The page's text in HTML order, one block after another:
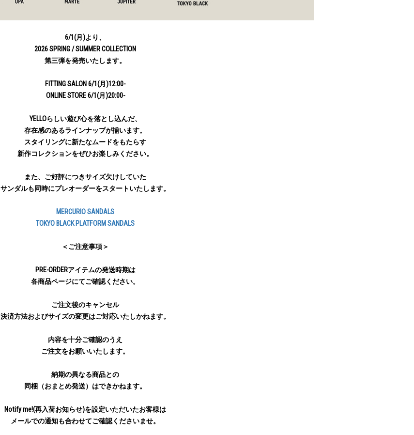
6/1(月)より、
2026 SPRING / SUMMER COLLECTION
第三弾を発売いたします。
FITTING SALON 6/1(月)12:00-
ONLINE STORE 6/1(月)20:00-
YELLOらしい遊び心を落とし込んだ、
存在感のあるラインナップが揃います。
スタイリングに新たなムードをもたらす
新作コレクションをぜひお楽しみください。
また、ご好評につきサイズ欠けしていた
サンダルも同時にプレオーダーをスタートいたします。
MERCURIO SANDALS
TOKYO BLACK PLATFORM SANDALS
＜ご注意事項＞
PRE-ORDERアイテムの発送時期は
各商品ページにてご確認ください。
ご注文後のキャンセル
決済方法およびサイズの変更はご対応いたしかねます。
内容を十分ご確認のうえ
ご注文をお願いいたします。
納期の異なる商品との
同梱（おまとめ発送）はできかねます。
Notify me!(再入荷お知らせ)を設定いただいたお客様は
メールでの通知も合わせてご確認くださいませ。